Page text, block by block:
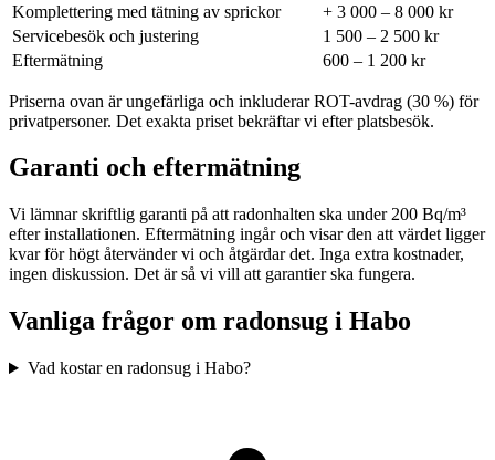
Komplettering med tätning av sprickor
+ 3 000 – 8 000 kr
Servicebesök och justering
1 500 – 2 500 kr
Eftermätning
600 – 1 200 kr
Priserna ovan är ungefärliga och inkluderar ROT-avdrag (30 %) för
privatpersoner. Det exakta priset bekräftar vi efter platsbesök.
Garanti och eftermätning
Vi lämnar skriftlig garanti på att radonhalten ska under 200 Bq/m³
efter installationen. Eftermätning ingår och visar den att värdet ligger
kvar för högt återvänder vi och åtgärdar det. Inga extra kostnader,
ingen diskussion. Det är så vi vill att garantier ska fungera.
Vanliga frågor om radonsug i Habo
Vad kostar en radonsug i Habo?